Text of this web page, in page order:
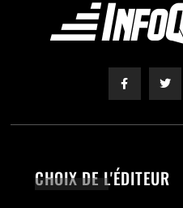
CHOIX DE L'ÉDITEUR